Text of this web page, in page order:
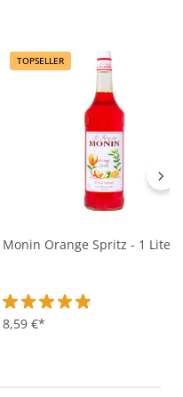
von 5 Sternen
TOPSELLER
Monin Orange Spritz - 1 Liter
Durchschnittliche
8,59 €*